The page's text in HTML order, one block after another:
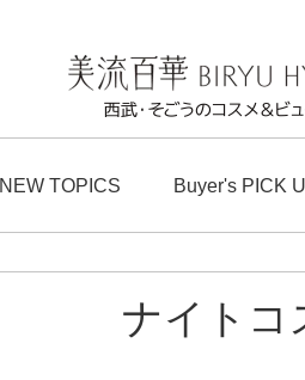
NEW TOPICS Buyer's PICK
ナイトコ